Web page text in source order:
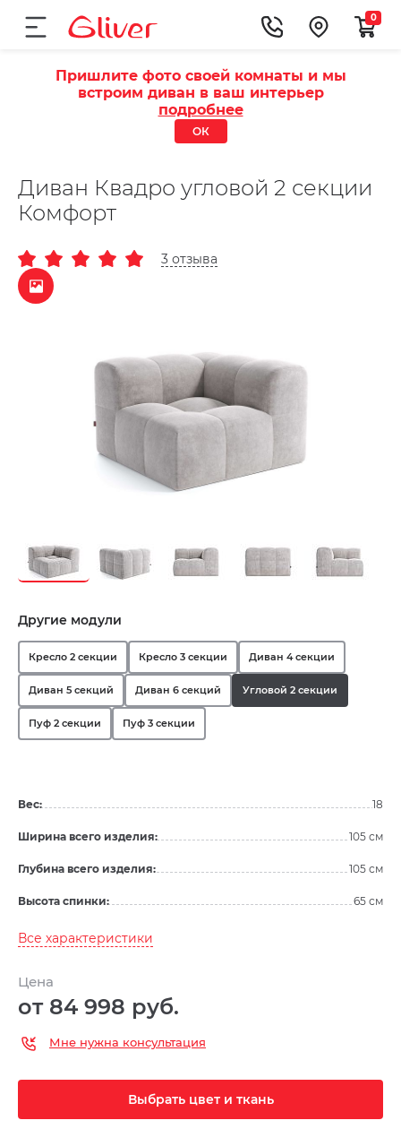
0
Пришлите фото своей комнаты и мы
встроим диван в ваш интерьер
подробнее
ОК
Диван Квадро угловой 2 секции
Комфорт
3 отзыва
Другие модули
Кресло 2 секции Кресло 3 секции Диван 4 секции
Диван 5 секций Диван 6 секций Угловой 2 секции
Пуф 2 секции Пуф 3 секции
Вес: 18
Ширина всего изделия: 105 см
Глубина всего изделия: 105 см
Высота спинки: 65 см
Все характеристики
Цена
от 84 998 руб.
Мне нужна консультация
Выбрать цвет и ткань